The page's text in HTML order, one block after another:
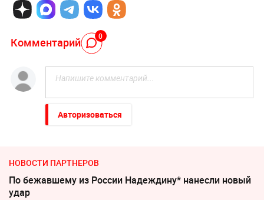
Комментарий 0
Авторизоваться
НОВОСТИ ПАРТНЕРОВ
По бежавшему из России Надеждину* нанесли новый
удар